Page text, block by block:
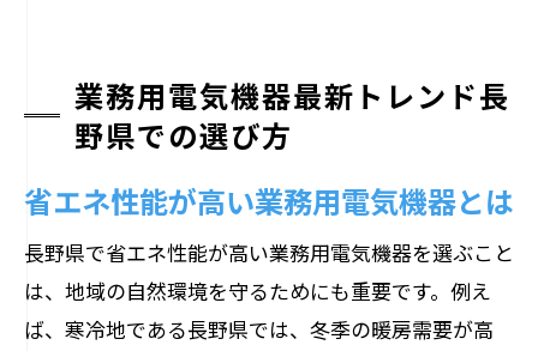
業務用電気機器最新トレンド長
野県での選び方
省エネ性能が高い業務用電気機器とは
長野県で省エネ性能が高い業務用電気機器を選ぶこと
は、地域の自然環境を守るためにも重要です。例え
ば、寒冷地である長野県では、冬季の暖房需要が高